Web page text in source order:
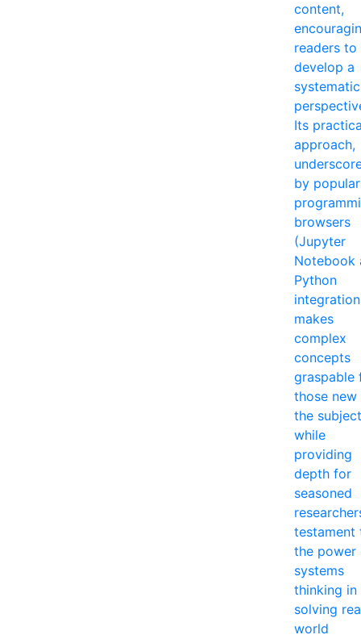
content,
readers to
develop a
systematic
Its
approach,
by popular
browsers
(Jupyter
Notebook
Python
makes
complex
concepts
graspable
those
the subject
while
providing
depth for
seasoned
testament
the power
systems
thinking in
solving
world